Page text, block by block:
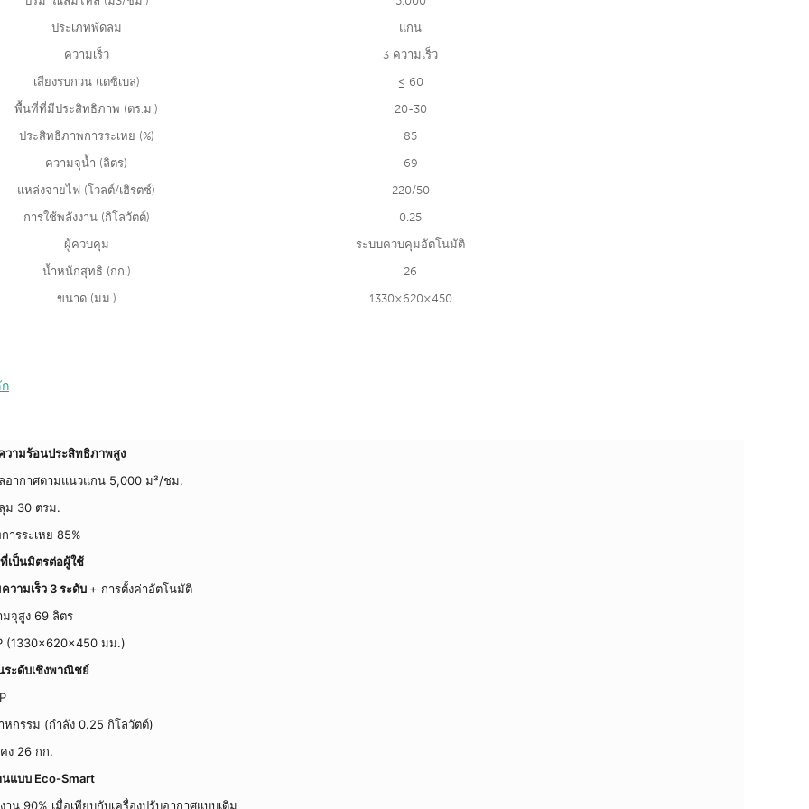
ประเภทพัดลม
แกน
ความเร็ว
3 ความเร็ว
เสียงรบกวน (เดซิเบล)
≤ 60
พื้นที่ที่มีประสิทธิภาพ (ตร.ม.)
20-30
ประสิทธิภาพการระเหย (%)
85
ความจุน้ำ (ลิตร)
69
แหล่งจ่ายไฟ (โวลต์/เฮิรตซ์)
220/50
การใช้พลังงาน (กิโลวัตต์)
0.25
ผู้ควบคุม
ระบบควบคุมอัตโนมัติ
น้ำหนักสุทธิ (กก.)
26
ขนาด (มม.)
1330×620×450
วามร้อนประสิทธิภาพสูง
อากาศตามแนวแกน 5,000 ม³/ชม.
ม 30 ตรม.
ารระเหย 85%
เป็นมิตรต่อผู้ใช้
วามเร็ว 3 ระดับ + การตั้งค่าอัตโนมัติ
มจุสูง 69 ลิตร
(1330×620×450 มม.)
ะดับเชิงพาณิชย์
หกรรม (กำลัง 0.25 กิโลวัตต์)
ง 26 กก.
นแบบ Eco-Smart
าน 90% เมื่อเทียบกับเครื่องปรับอากาศแบบเดิม